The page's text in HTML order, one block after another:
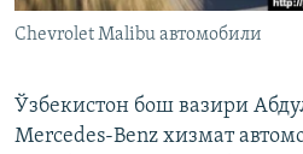
Chevrolet Malibu автомобили
Ўзбекистон бош вазири
Mercedes-Benz хизмат